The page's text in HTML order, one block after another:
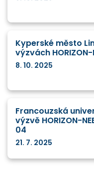
Kyperské město
výzvách
8. 10. 2025
Francouzská
výzvě HORIZON-
04
21. 7. 2025